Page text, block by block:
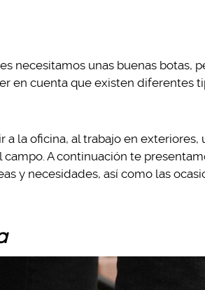
necesitamos unas buenas botas,
en cuenta que existen diferentes
a la oficina, al trabajo en
campo. A continuación te
y necesidades, así como las